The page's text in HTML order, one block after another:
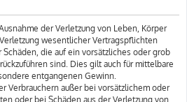
der Verletzung von Leben, Körper
wesentlicher Vertragspflichten
die auf ein vorsätzliches oder grob
sind. Dies gilt auch für mittelbare
entgangenen Gewinn.
Verbrauchern außer bei vorsätzlichem oder
oder bei Schäden aus der Verletzung von